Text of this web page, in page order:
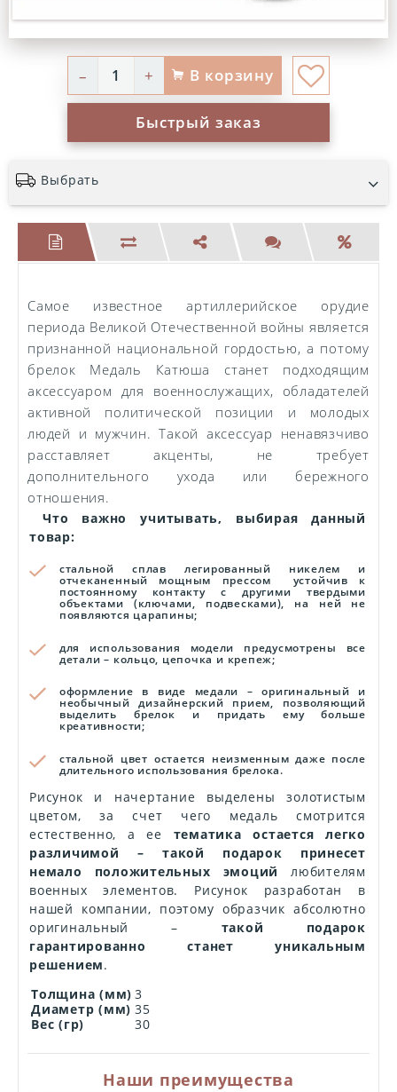
– + В корзину
Быстрый заказ
Выбрать
Самое известное артиллерийское орудие
периода Великой Отечественной войны является
признанной национальной гордостью, а потому
брелок Медаль Катюша станет подходящим
аксессуаром для военнослужащих, обладателей
активной политической позиции и молодых
людей и мужчин. Такой аксессуар ненавязчиво
расставляет акценты, не требует
дополнительного ухода или бережного
отношения.
Что важно учитывать, выбирая данный
товар:
стальной сплав легированный никелем и
отчеканенный мощным прессом устойчив к
постоянному контакту с другими твердыми
объектами (ключами, подвесками), на ней не
появляются царапины;
для использования модели предусмотрены все
детали – кольцо, цепочка и крепеж;
оформление в виде медали – оригинальный и
необычный дизайнерский прием, позволяющий
выделить брелок и придать ему больше
креативности;
стальной цвет остается неизменным даже после
длительного использования брелока.
Рисунок и начертание выделены золотистым
цветом, за счет чего медаль смотрится
естественно, а ее тематика остается легко
различимой – такой подарок принесет
немало положительных эмоций
любителям
военных элементов. Рисунок разработан в
нашей компании, поэтому образчик абсолютно
оригинальный – такой подарок
гарантированно станет уникальным
решением.
Толщина (мм) 3
Диаметр (мм) 35
Вес (гр)
30
Наши преимущества